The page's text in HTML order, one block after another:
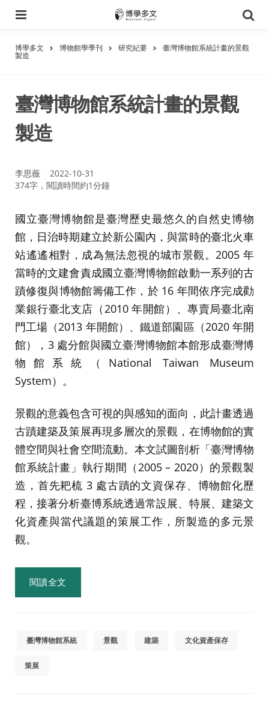
尋
博學多文 博物館學季刊 研究紀要 臺灣博物館系統計畫的景觀
製造
臺灣博物館系統計畫的景觀
製造
作
者：
李思薇
2022-10-31
374字，閱讀時間約1分鐘
國立臺灣博物館是臺灣歷史最悠久的自然史博物
館，日治時期建立於新公園內，與當時的臺北火車
站遙遙相對，成為無法忽視的城市景觀。2005 年
當時的文建會責成國立臺灣博物館啟動一系列的古
蹟修復與博物館籌備工作，於 16 年間依序完成勸
業銀行臺北支店（2010 年開館）、專賣局臺北南
門工場（2013 年開館）、鐵道部園區（2020 年開
館），3 處分館與國立臺灣博物館本館形成臺灣博
物館系統（National Taiwan Museum
System）。
景觀的意義包含可視的與感知的面向，此計畫透過
古蹟建築及策展再現多層次的景觀，在博物館的實
體空間與社會空間流動。本文試圖剖析「臺灣博物
館系統計畫」執行期間（2005 – 2020）的景觀製
造，首先耙梳 3 處古蹟的文資保存、博物館化歷
程，接著分析臺博系統透過常設展、特展、建築文
化資產與當代議題的策展工作，所製造的多元景
觀。
閱讀全文
臺灣博物館系統 景觀 建築 文化資產保存
策展